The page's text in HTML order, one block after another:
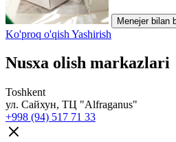
Menejer bilan
Ko'proq o'qish Yashirish
Nusxa olish markazlari
Toshkent
ул. Сайхун, ТЦ "Alfraganus"
+998 (94) 517 71 33